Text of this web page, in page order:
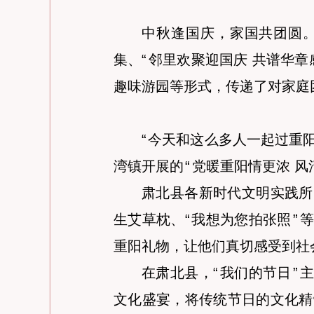
中秋逢国庆，家国共团圆
集、“邻里欢聚迎国庆 共谱华章
趣味游园等形式，传递了对家
“今天和这么多人一起过重
湾镇开展的“ 党暖重阳情更浓 风
肃北县各新时代文明实践
生艾草枕、 “我想为您拍张照 ”
重阳礼物，让他们真切感受到
在肃北县， “我们的节日 ”
文化盛宴，将传统节日的文化